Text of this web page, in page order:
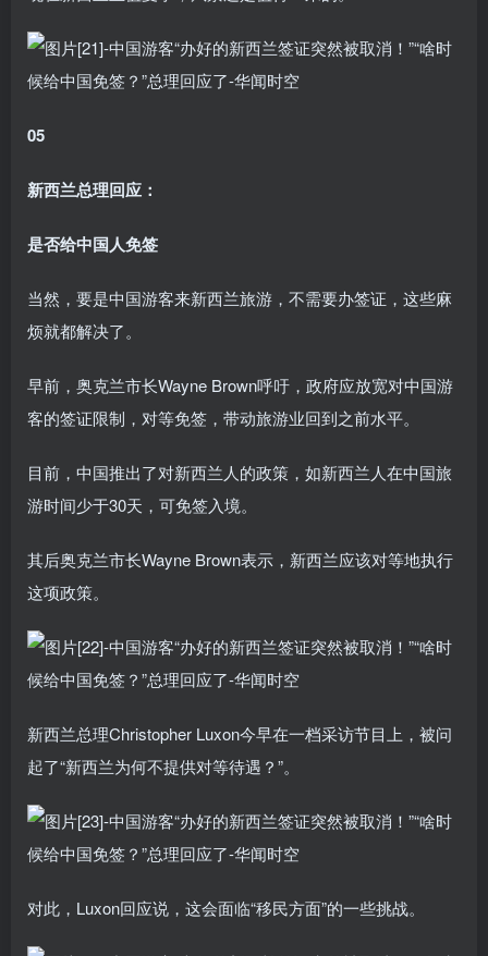
05
新西兰总理回应：
是否给中国人免签
当然，要是中国游客来新西兰旅游，不需要办签证，这些麻
烦就都解决了。
早前，奥克兰市长Wayne Brown呼吁，政府应放宽对中国游
客的签证限制，对等免签，带动旅游业回到之前水平。
目前，中国推出了对新西兰人的政策，如新西兰人在中国旅
游时间少于30天，可免签入境。
其后奥克兰市长Wayne Brown表示，新西兰应该对等地执行
这项政策。
新西兰总理Christopher Luxon今早在一档采访节目上，被问
起了“新西兰为何不提供对等待遇？”。
对此，Luxon回应说，这会面临“移民方面”的一些挑战。